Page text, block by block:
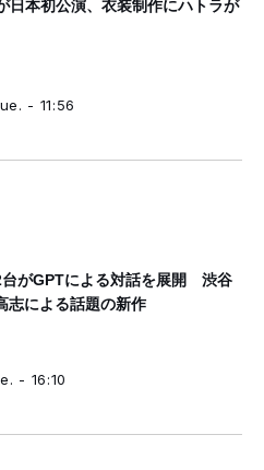
日本初公演、衣装制作にハトラが
- 11:56
台がGPTによる対話を展開 渋谷
志による話題の新作
- 16:10